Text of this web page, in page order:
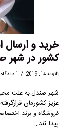
خرید و
کشور در شهر
ژانویه 14, 2019 / 1 دیدگاه
شهر صندلبه علت
عزیز کشورمان
فروشگاه و برند
پیدا کند…